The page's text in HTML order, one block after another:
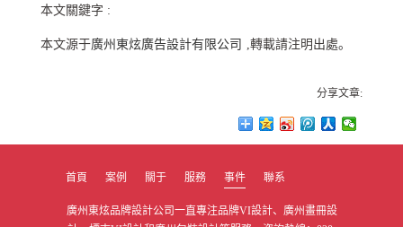
本文關鍵字 :
本文源于廣州東炫廣告設計有限公司 ,轉載請注明出處。
分享文章:
首頁 案例 關于 服務 事件 聯系
廣州東炫品牌設計公司一直專注品牌VI設計、廣州畫冊設